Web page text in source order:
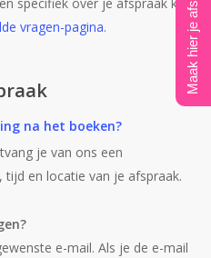
vragen-pagina.
na het boeken?
je van ons een
en locatie van je afspraak.
e-mail. Als je de e-mail
Maak hier je afspraak